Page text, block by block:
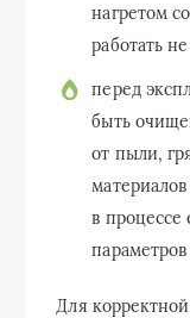
нагретом
работать
перед
быть
от пыли,
в процессе
Для